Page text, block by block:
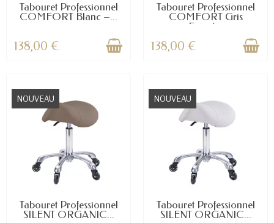
Tabouret Professionnel
COMFORT Blanc –...
138,00 €
Tabouret Professionnel
COMFORT Gris
Foncé...
138,00 €
NOUVEAU
Tabouret Professionnel
SILENT ORGANIC...
NOUVEAU
Tabouret Professionnel
SILENT ORGANIC...